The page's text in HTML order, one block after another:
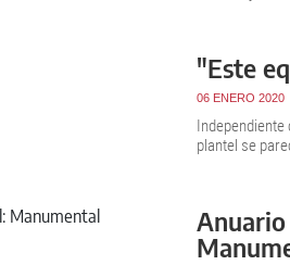
"Este
06 ENERO 2020
plantel se